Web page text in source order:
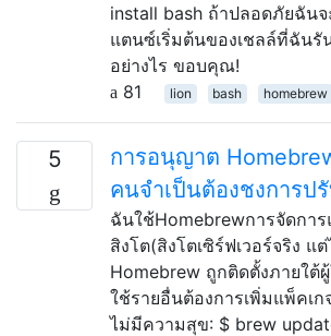
install bash ถ้าปลอดภัยฉัน
แตนซ์เริ่มต้นของเชลล์ที่ฉันรั
อย่างไร ขอบคุณ!
81
lion bash homebrew
5
การอนุญาต
คนจำเป็นต้องชงการป
ฉันใช้Homebrewการจัดกา
สิงโต(สิงโตเซิร์ฟเวอร์จริง แ
Homebrew ถูกติดตั้งภายใ
ใช้รายอื่นต้องการเพิ่มแพ็คเ
ไม่มีความสุข: $ brew